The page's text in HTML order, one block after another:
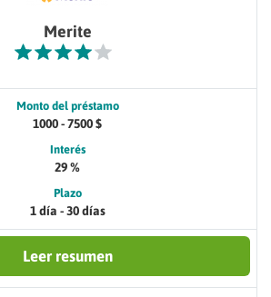
Merite
Monto del préstamo
1000 - 7500 $
Interés
29 %
Plazo
1 día - 30 días
Leer resumen